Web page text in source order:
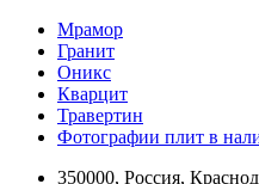
Мрамор
Гранит
Оникс
Кварцит
Травертин
Фотографии плит в
350000, Россия,